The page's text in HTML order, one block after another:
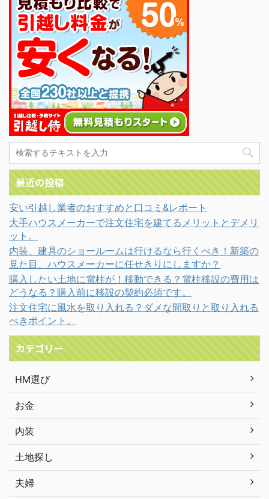
最近の投稿
安い引越し業者のおすすめと口コミ&レポート
大手ハウスメーカーで注文住宅を建てるメリットとデメリ
ット。
内装、建具のショールームは行けるなら行くべき！新築の
見た目、ハウスメーカーに任せきりにしますか？
購入したい土地に電柱が！移動できる？電柱移設の費用は
どうなる？購入前に移設の契約必須です。
注文住宅に風水を取り入れる？ダメな間取りと取り入れる
べきポイント。
カテゴリー
HM選び
お金
内装
土地探し
夫婦